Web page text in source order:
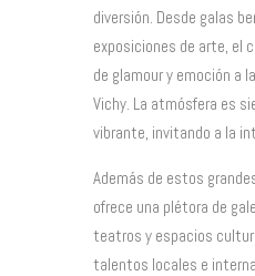
diversión. Desde galas
exposiciones de arte, el
de glamour y emoción a
Vichy. La atmósfera es
vibrante, invitando a la
Además de estos
ofrece una plétora de
teatros y espacios
talentos locales e